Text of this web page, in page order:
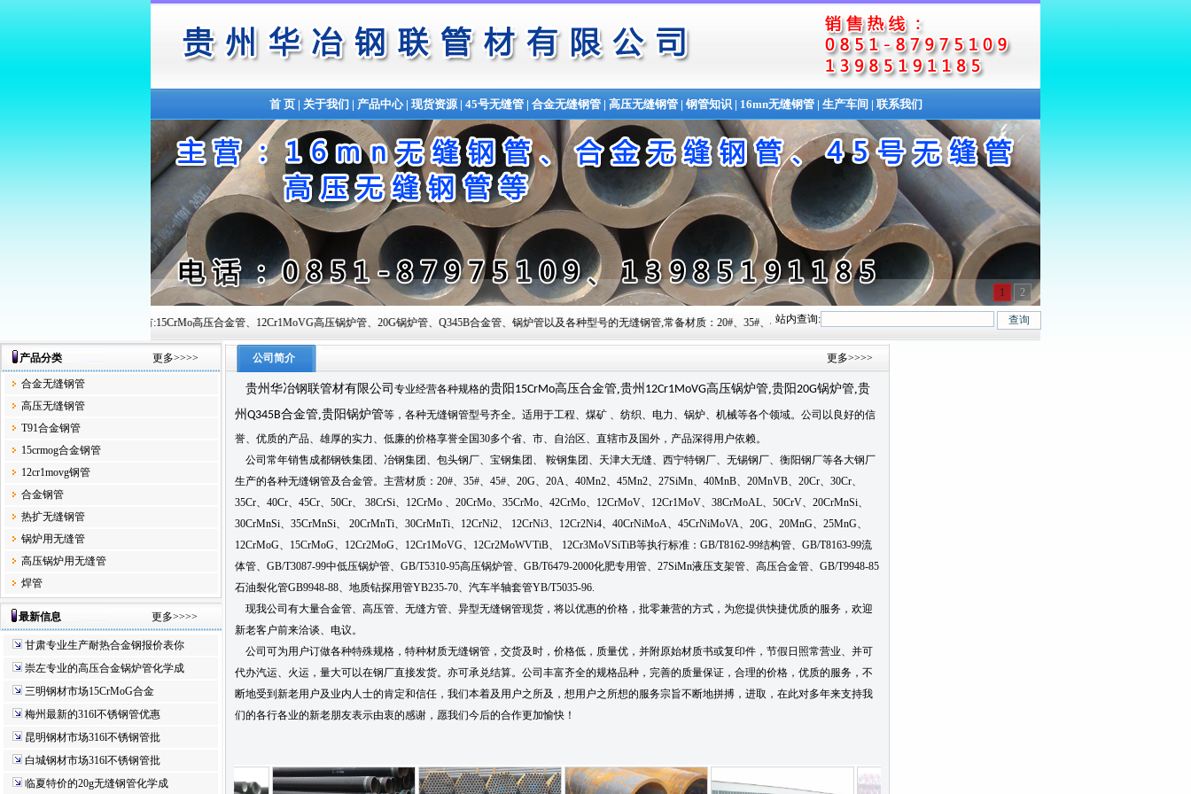
首 页| 关于我们 | 产品中心| 现货资源| 45号无缝管| 合金无缝钢管| 高压无缝钢管| 钢管知识| 16mn无缝钢管| 生产车间 | 联系我们
1 2
司欢迎您的到来!本站主营有:15CrMo高压合金管、12Cr1MoVG高压锅炉管、20G锅炉管、Q345B合金管、锅炉管以及各种型号的无缝钢管,常备材质：20#、35#、45#、20G、40Cr、20Cr、16Mn-45Mn、27SiMn、Cr5Mo、12CrMo(T12)、12Cr1MoV、
站内查询:
产品分类 更多>>>>
合金无缝钢管
高压无缝钢管
T91合金钢管
15crmog合金钢管
12cr1movg钢管
合金钢管
热扩无缝钢管
锅炉用无缝管
高压锅炉用无缝管
焊管
最新信息 更多>>>>
甘肃专业生产耐热合金钢报价表你
崇左专业的高压合金锅炉管化学成
三明钢材市场15CrMoG合金
梅州最新的316l不锈钢管优惠
昆明钢材市场316l不锈钢管批
白城钢材市场316l不锈钢管批
临夏特价的20g无缝钢管化学成
公司简介 更多>>>>
贵州华冶钢联管材有限公司 专业经营各种规格的贵阳 15CrMo高压合金管,贵州 12Cr1MoVG高压锅炉管,贵阳20G锅炉管,贵
州 Q345B合金管,贵阳锅炉管等，各种无缝钢管型号齐全。适用于工程、煤矿 、纺织、电力、锅炉、机械等各个领域。公司以良好的信
誉、优质的产品、雄厚的实力、低廉的价格享誉全国30多个省、市、自治区、直辖市及国外，产品深得用户依赖。
公司常年销售成都钢铁集团、冶钢集团、包头钢厂、宝钢集团、 鞍钢集团、天津大无缝、西宁特钢厂、无锡钢厂、衡阳钢厂等各大钢厂
生产的各种无缝钢管及合金管。主营材质：20#、35#、45#、20G、20A、40Mn2、45Mn2、27SiMn、40MnB、20MnVB、20Cr、30Cr、
35Cr、40Cr、45Cr、50Cr、 38CrSi、12CrMo 、20CrMo、35CrMo、42CrMo、12CrMoV、12Cr1MoV、38CrMoAL、50CrV、20CrMnSi、
30CrMnSi、35CrMnSi、 20CrMnTi、30CrMnTi、12CrNi2、 12CrNi3、12Cr2Ni4、40CrNiMoA、45CrNiMoVA、20G、20MnG、25MnG、
12CrMoG、15CrMoG、12Cr2MoG、12Cr1MoVG、12Cr2MoWVTiB、 12Cr3MoVSiTiB等执行标准：GB/T8162-99结构管、GB/T8163-99流
体管、GB/T3087-99中低压锅炉管、GB/T5310-95高压锅炉管、GB/T6479-2000化肥专用管、27SiMn液压支架管、高压合金管、GB/T9948-85
石油裂化管GB9948-88、地质钻探用管YB235-70、汽车半轴套管YB/T5035-96.
现我公司有大量合金管、高压管、无缝方管、异型无缝钢管现货，将以优惠的价格，批零兼营的方式，为您提供快捷优质的服务，欢迎
新老客户前来洽谈、电议。
公司可为用户订做各种特殊规格，特种材质无缝钢管，交货及时，价格低，质量优，并附原始材质书或复印件，节假日照常营业、并可
代办汽运、火运，量大可以在钢厂直接发货。亦可承兑结算。公司丰富齐全的规格品种，完善的质量保证，合理的价格，优质的服务，不
断地受到新老用户及业内人士的肯定和信任，我们本着及用户之所及，想用户之所想的服务宗旨不断地拼搏，进取，在此对多年来支持我
们的各行各业的新老朋友表示由衷的感谢，愿我们今后的合作更加愉快！